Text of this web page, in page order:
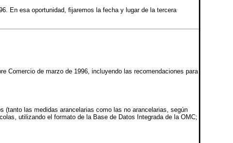
En esa oportunidad, fijaremos la fecha y lugar de la tercera
Comercio de marzo de 1996, incluyendo las recomendaciones para
(tanto las medidas arancelarias como las no arancelarias, según
utilizando el formato de la Base de Datos Integrada de la OMC;